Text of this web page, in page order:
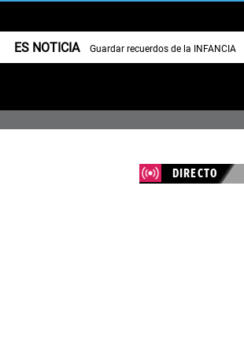
ES NOTICIA Guardar recuerdos de la INFANCIA
DIRECTO